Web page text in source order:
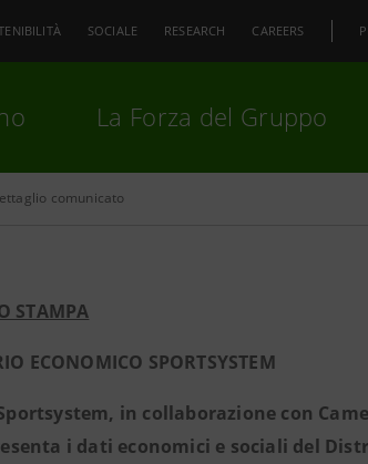
SOCIALE RESEARCH CAREERS
La Forza del Gruppo
comunicato
STAMPA
ECONOMICO SPORTSYSTEM
in collaborazione con
i dati economici e sociali del